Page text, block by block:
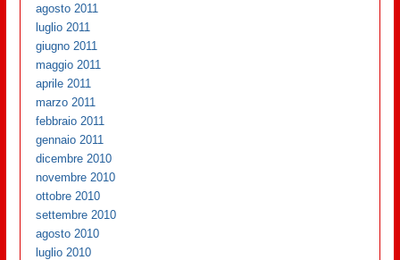
agosto 2011
luglio 2011
giugno 2011
maggio 2011
aprile 2011
marzo 2011
febbraio 2011
gennaio 2011
dicembre 2010
novembre 2010
ottobre 2010
settembre 2010
agosto 2010
luglio 2010